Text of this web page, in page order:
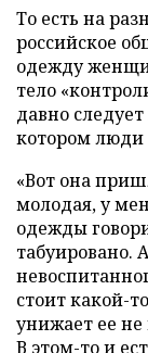
То есть на
российское
одежду
тело
давно
котором люди
«Вот она
молодая, у
одежды
табуировано.
стоит какой-
унижает ее
В этом-то и